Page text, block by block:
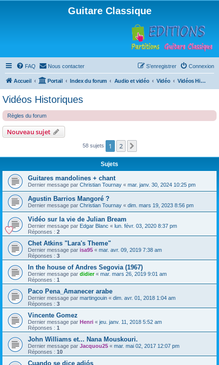
Guitare Classique
FAQ Nous contacter Connexion
S’enregistrer
Accueil Portail Index du forum Audio et vidéo Vidéo Vidéos Historiques
Vidéos Historiques
Règles du forum
Nouveau sujet
58 sujets 1 2
Sujets
Guitares mandolines + chant
Dernier message par Christian Tournay « mar. janv. 30, 2024 10:25 pm
Agustin Barrios Mangoré ?
Dernier message par Christian Tournay « dim. mars 19, 2023 8:56 pm
Vidéo sur la vie de Julian Bream
Dernier message par Edgar Blanc « lun. févr. 03, 2020 8:37 pm
Réponses : 2
Chet Atkins "Lara's Theme"
Dernier message par isa95 « mar. avr. 09, 2019 7:38 am
Réponses : 3
In the house of Andres Segovia (1967)
Dernier message par didier« mar. mars 26, 2019 9:01 am
Réponses : 1
Paco Pena_Amanecer arabe
Dernier message par martingouin « dim. avr. 01, 2018 1:04 am
Réponses : 3
Vincente Gomez
Dernier message par Henri « jeu. janv. 11, 2018 5:52 am
Réponses : 1
John Williams et... Nana Mouskouri.
Dernier message par Jacquou25 « mar. mai 02, 2017 12:07 pm
Réponses : 10
Cuando se dice adiós